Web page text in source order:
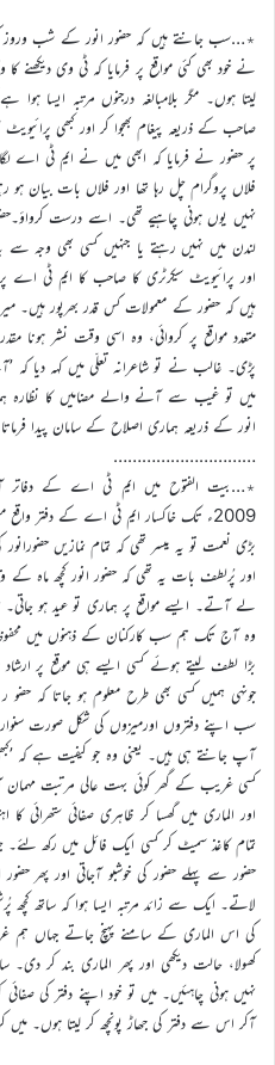
٭…سب جانتے ہیں کہ حضور انور کے شب وروز
نے خود بھی کئی مواقع پر فرمایا کہ ٹی وی
لیتا ہوں۔ مگر بلامبالغہ درجنوں مرتبہ ایسا
صاحب کے ذریعہ پیغام بھجوا کر اور کبھی
پر حضور نے فرمایا کہ ابھی میں نے ایم ٹی اے
فلاں پروگرام چل رہا تھا اور فلاں بات
نہیں یوں ہونی چاہیے تھی۔ اسے درست
لندن میں نہیں رہتے یا جنہیں کسی بھی وجہ سے
اور پرائیویٹ سیکرٹری کا صاحب کا ایم ٹی اے
ہیں کہ حضور کے معمولات کس قدر بھرپور ہیں۔
متعدد مواقع پر کروائی، وہ اسی وقت نشر ہونا
پڑی۔ غالب نے تو شاعرانہ تعلّی میں کہہ دیا
میں تو غیب سے آنے والے مضامیں کا نظارہ
انور کے ذریعہ ہماری اصلاح کے سامان پیدا
…………………………
2009ء تک خاکسار ایم ٹی اے کے دفتر
بڑی نعمت تو یہ میسر تھی کہ تمام نمازیں
اور پُرلطف بات یہ تھی کہ حضور انور کچھ ماہ
لے آتے۔ ایسے مواقع پر ہماری تو عید ہو
وہ آج تک ہم سب کارکنان کے ذہنوں میں محفوظ
بڑا لطف لیتے ہوئے کسی ایسے ہی موقع پر
جونہی ہمیں کسی بھی طرح معلوم ہو جاتا کہ
سب اپنے دفتروں اورمیزوں کی شکل صورت
آپ جانتے ہی ہیں۔ یعنی وہ جو کیفیت ہے کہ
کسی غریب کے گھر کوئی بہت عالی مرتبت مہمان
اور الماری میں گھسا کر ظاہری صفائی ستھرائی
تمام کاغذ سمیٹ کر کسی ایک فائل میں رکھ
حضور سے پہلے حضور کی خوشبو آجاتی اور پھر
لاتے۔ ایک سے زائد مرتبہ ایسا ہوا کہ ساتھ کچھ
کی اس الماری کے سامنے پہنچ جاتے جہاں ہم
کھولا، حالت دیکھی اور پھر الماری بند کر
نہیں ہونی چاہئیں۔ میں تو خود اپنے دفتر کی
آکر اس سے دفتر کی جھاڑ پونچھ کر لیتا ہوں۔ میں